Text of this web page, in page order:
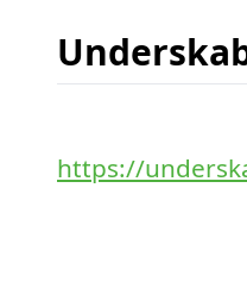
https://